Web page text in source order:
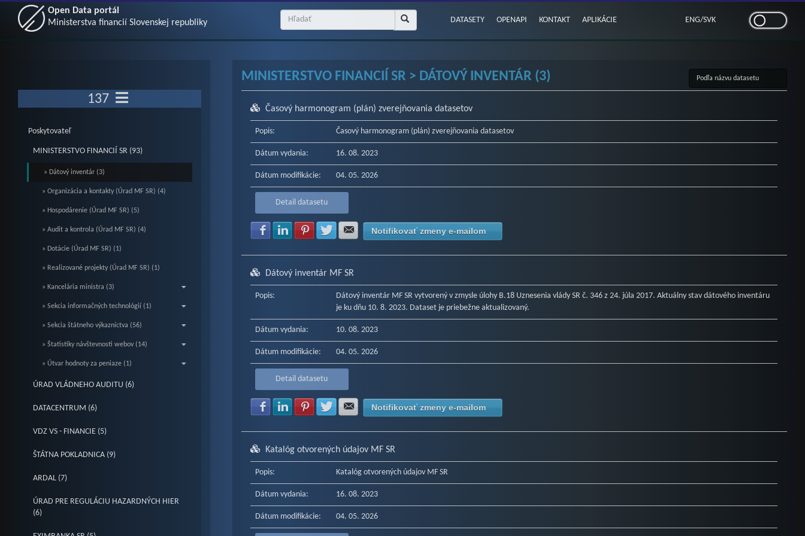
Open Data portál
Ministerstva financií Slovenskej republiky
DATASETY OPENAPI KONTAKT APLIKÁCIE ENG/SVK
137
Poskytovateľ
MINISTERSTVO FINANCIÍ SR (93)
» Dátový inventár (3)
» Organizácia a kontakty (Úrad MF SR) (4)
» Hospodárenie (Úrad MF SR) (5)
» Audit a kontrola (Úrad MF SR) (4)
» Dotácie (Úrad MF SR) (1)
» Realizované projekty (Úrad MF SR) (1)
» Kancelária ministra (3)
» Sekcia informačných technológií (1)
» Sekcia štátneho výkazníctva (56)
» Štatistiky návštevnosti webov (14)
» Útvar hodnoty za peniaze (1)
ÚRAD VLÁDNEHO AUDITU (6)
DATACENTRUM (6)
VDZ VS - FINANCIE (5)
ŠTÁTNA POKLADNICA (9)
ARDAL (7)
ÚRAD PRE REGULÁCIU HAZARDNÝCH HIER
(6)
MINISTERSTVO FINANCIÍ SR > DÁTOVÝ INVENTÁR (3)
Časový harmonogram (plán) zverejňovania datasetov
Popis: Časový harmonogram (plán) zverejňovania datasetov
Dátum vydania: 16. 08. 2023
Dátum modifikácie: 04. 05. 2026
Detail datasetu
Zdielať na Facebook
Zdielať na LinkedIn
Zdielať na Pinterest
Zdielať na Twitter
Zdielať na E-mail
Notifikovať zmeny e-mailom
Dátový inventár MF SR
Popis:
Dátový inventár MF SR vytvorený v zmysle úlohy B.18 Uznesenia vlády SR č. 346 z 24. júla 2017. Aktuálny stav dátového inventáru
je ku dňu 10. 8. 2023. Dataset je priebežne aktualizovaný.
Dátum vydania: 10. 08. 2023
Dátum modifikácie: 04. 05. 2026
Detail datasetu
Zdielať na Facebook
Zdielať na LinkedIn
Zdielať na Pinterest
Zdielať na Twitter
Zdielať na E-mail
Notifikovať zmeny e-mailom
Katalóg otvorených údajov MF SR
Popis: Katalóg otvorených údajov MF SR
Dátum vydania: 16. 08. 2023
Dátum modifikácie: 04. 05. 2026